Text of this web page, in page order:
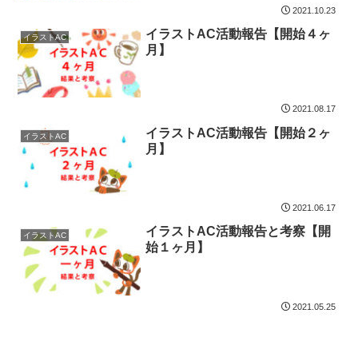
2021.10.23
イラストAC
イラストAC活動報告【開始４ヶ
月】
2021.08.17
イラストAC
イラストAC活動報告【開始２ヶ
月】
2021.06.17
イラストAC
イラストAC活動報告と考察【開
始１ヶ月】
2021.05.25